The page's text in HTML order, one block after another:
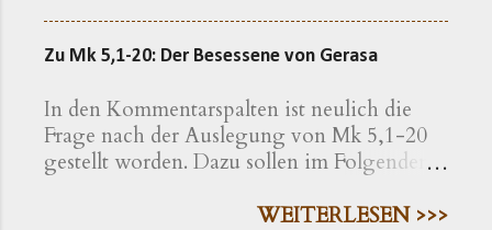
erkennen. Die »Ökumenische
evangelischer Professoren und
Hochschullehrer der Theologie
zum bayerischen Kreuzerlass am
präzisiert als eine Erklärung von
Zu Mk 5,1-20: Der Besessene von Gerasa
In den Kommentarspalten ist neulich die
Frage nach der Auslegung von Mk 5,1-20
gestellt worden. Dazu sollen im Folgenden
werden. Der Text findet sich in der
WEITERLESEN >>>